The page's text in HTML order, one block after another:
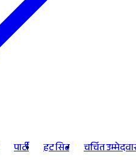
पार्टी हट सिट चर्चित